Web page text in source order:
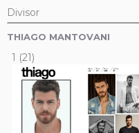
Divisor
THIAGO MANTOVANI
1 (21)